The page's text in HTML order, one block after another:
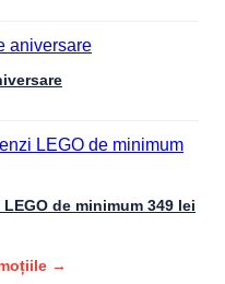
de minimum 349 lei
→